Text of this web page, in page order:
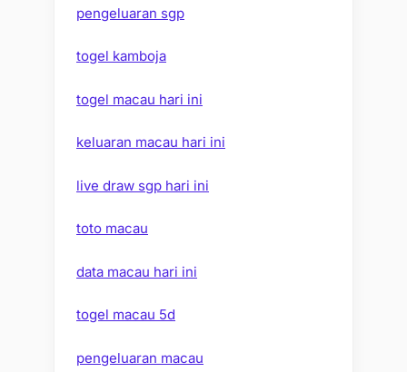
pengeluaran sgp
togel kamboja
togel macau hari ini
keluaran macau hari ini
live draw sgp hari ini
toto macau
data macau hari ini
togel macau 5d
pengeluaran macau